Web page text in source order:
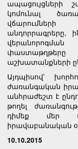
ապացույցների
կոմունալ
անդորրագրերը,
աշխատանքների
Այդպիսով՝
ժառանգական
անհրաժեշտ է
թողել
դիմեք մեր
իրավաբանական
10.10.2015